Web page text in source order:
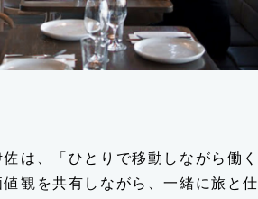
は、「ひとりで移動しながら働く
観を共有しながら、一緒に旅と仕